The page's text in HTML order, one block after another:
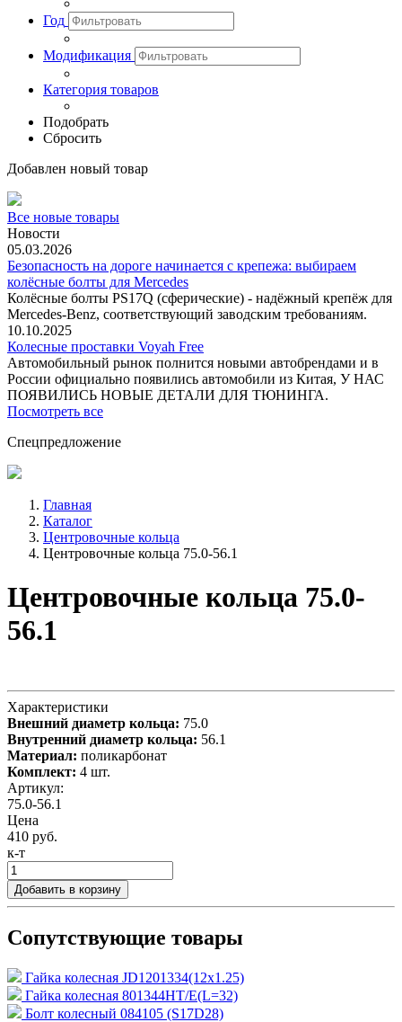
Год
Модификация
Категория товаров
Подобрать
Сбросить
Добавлен новый товар
Все новые товары
Новости
05.03.2026
Безопасность на дороге начинается с крепежа: выбираем
колёсные болты для Mercedes
Колёсные болты PS17Q (сферические) - надёжный крепёж для
Mercedes‑Benz, соответствующий заводским требованиям.
10.10.2025
Колесные проставки Voyah Free
Автомобильный рынок полнится новыми автобрендами и в
России официально появились автомобили из Китая, У НАС
ПОЯВИЛИСЬ НОВЫЕ ДЕТАЛИ ДЛЯ ТЮНИНГА.
Посмотреть все
Спецпредложение
Главная
Каталог
Центровочные кольца
Центровочные кольца 75.0-56.1
Центровочные кольца 75.0-
56.1
Характеристики
Внешний диаметр кольца: 75.0
Внутренний диаметр кольца: 56.1
Материал: поликарбонат
Комплект: 4 шт.
Артикул:
75.0-56.1
Цена
410 руб.
к-т
Добавить в корзину
Сопутствующие товары
Гайка колесная JD1201334(12х1.25)
Гайка колесная 801344HT/E(L=32)
Болт колесный 084105 (S17D28)